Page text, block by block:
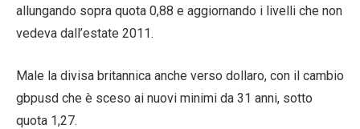
allungando sopra quota 0,88 e aggiornando i livelli che non
vedeva dall’estate 2011.
Male la divisa britannica anche verso dollaro, con il cambio
gbpusd che è sceso ai nuovi minimi da 31 anni, sotto
quota 1,27.